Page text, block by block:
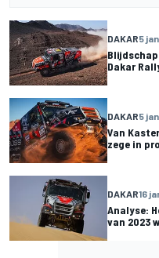
DAKAR5
Dakar
DAKAR5
Van
zege in
DAKAR16
Analyse:
van 2023